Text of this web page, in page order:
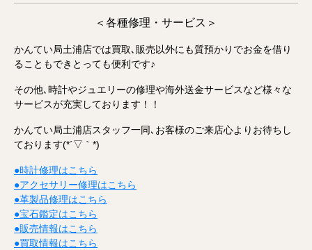
＜各種修理・サービス＞
かんてい局土浦店では買取､販売以外にも質預かりでお金を借り
ることもできとっても便利です♪
その他､時計やジュエリーの修理や海外送金サービスなど様々な
サービスが充実しております！！
かんてい局土浦店スタッフ一同､お客様のご来店心よりお待ちし
ております(*´▽｀*)
●時計修理はこちら
●アクセサリー修理はこちら
●革製品修理はこちら
●宝石鑑定はこちら
●販売情報はこちら
●買取情報はこちら